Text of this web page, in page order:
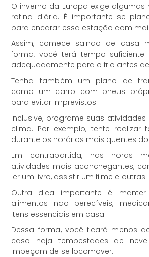
O inverno da Europa exige
rotina diária. É importante se
para encarar essa estação com
Assim, comece saindo de casa
forma, você terá tempo
adequadamente para o frio antes
Tenha também um plano de
como um carro com pneus
para evitar imprevistos.
Inclusive, programe suas
clima. Por exemplo, tente realizar
durante os horários mais quentes
Em contrapartida, nas horas
atividades mais aconchegantes,
ler um livro, assistir um filme e outras.
Outra dica importante é
alimentos não perecíveis,
itens essenciais em casa.
Dessa forma, você ficará menos
caso haja tempestades de
impeçam de se locomover.